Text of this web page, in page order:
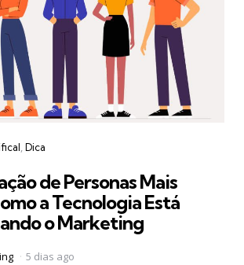
Dica
de Personas Mais
a Tecnologia Está
o Marketing
5 dias ago